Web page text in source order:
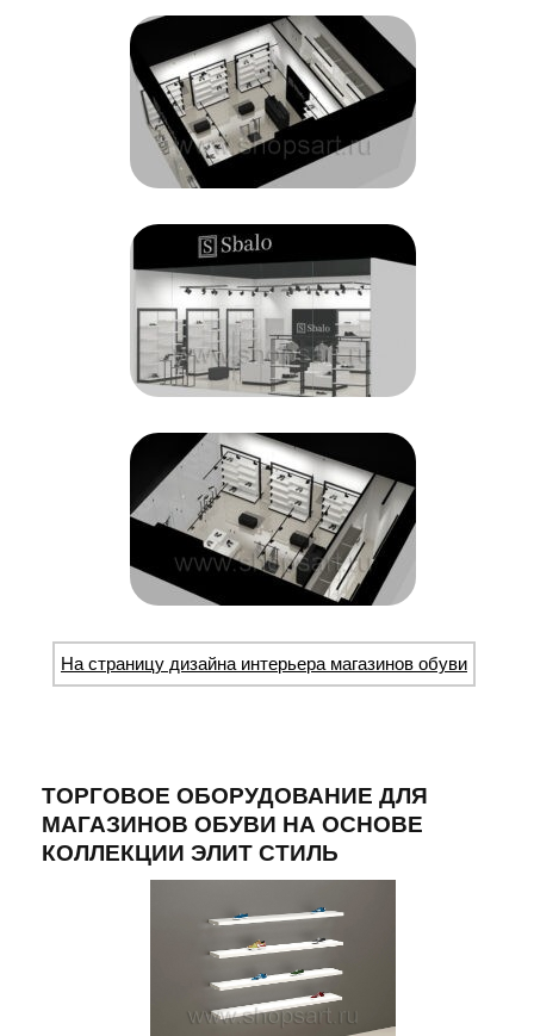
На страницу дизайна интерьера магазинов обуви
ТОРГОВОЕ ОБОРУДОВАНИЕ ДЛЯ
МАГАЗИНОВ ОБУВИ НА ОСНОВЕ
КОЛЛЕКЦИИ ЭЛИТ СТИЛЬ